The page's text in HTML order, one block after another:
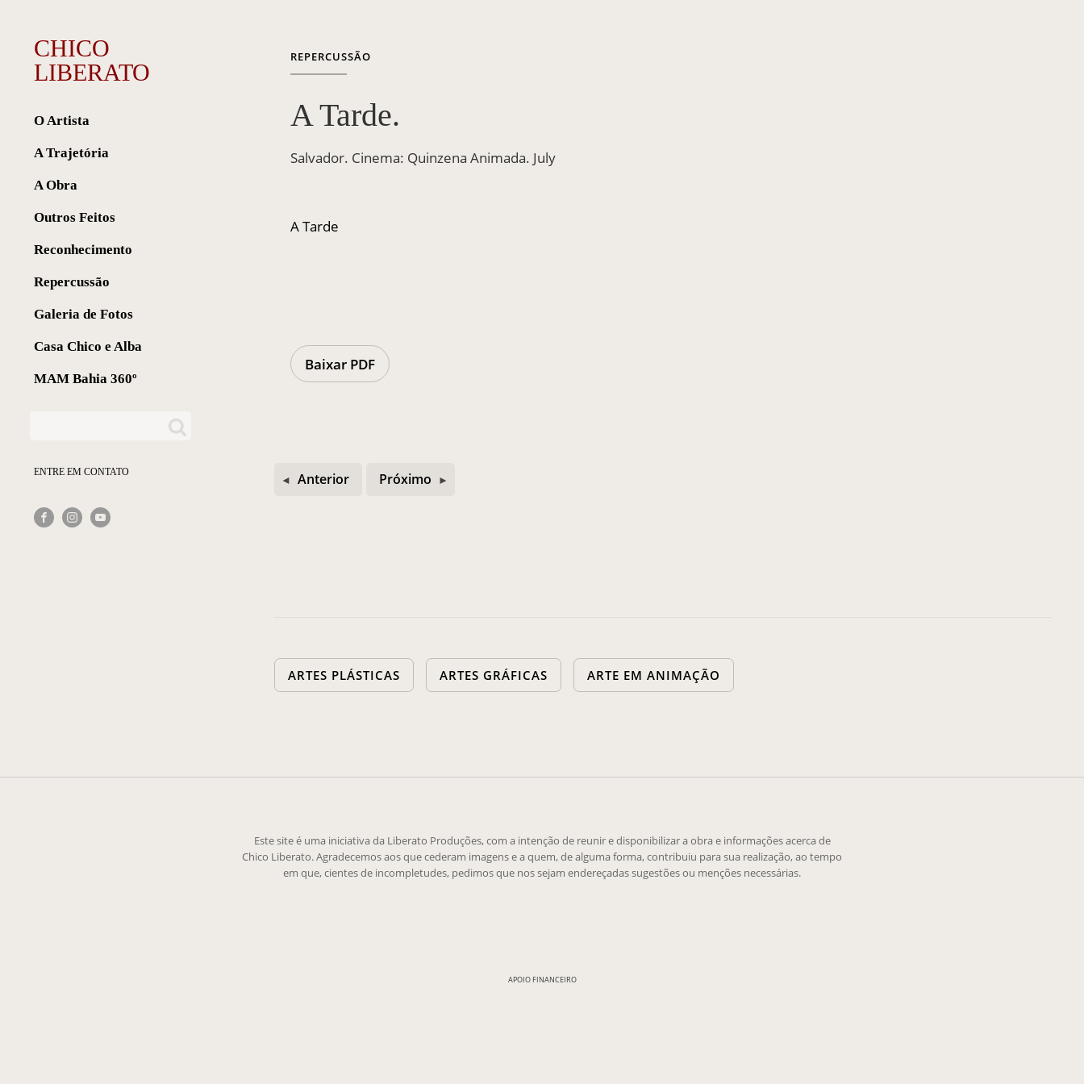
CHICO
LIBERATO
O Artista
A Trajetória
A Obra
Outros Feitos
Reconhecimento
Repercussão
Galeria de Fotos
Casa Chico e Alba
MAM Bahia 360º
ENTRE EM CONTATO
REPERCUSSÃO
A Tarde.
Salvador. Cinema: Quinzena Animada. July
A Tarde
Baixar PDF
Anterior Próximo
ARTES PLÁSTICAS ARTES GRÁFICAS ARTE EM ANIMAÇÃO
Este site é uma iniciativa da Liberato Produções, com a intenção de reunir e disponibilizar a obra e informações acerca de
Chico Liberato. Agradecemos aos que cederam imagens e a quem, de alguma forma, contribuiu para sua realização, ao tempo
em que, cientes de incompletudes, pedimos que nos sejam endereçadas sugestões ou menções necessárias.
APOIO FINANCEIRO